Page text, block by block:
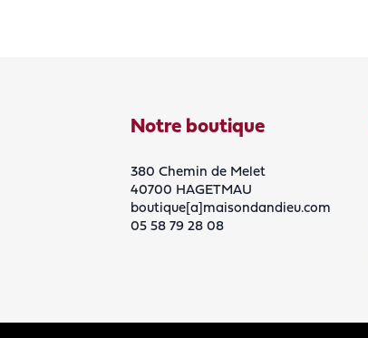
Notre boutique
380 Chemin de Melet
40700 HAGETMAU
boutique[a]maisondandieu.com
05 58 79 28 08